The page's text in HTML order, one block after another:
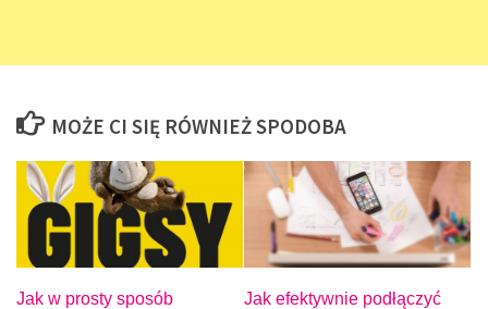
MOŻE CI SIĘ RÓWNIEŻ SPODOBA
Jak w prosty sposób
Jak efektywnie podłączyć